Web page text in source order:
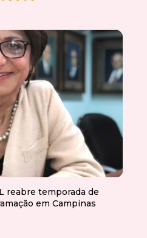
reabre temporada de
em Campinas